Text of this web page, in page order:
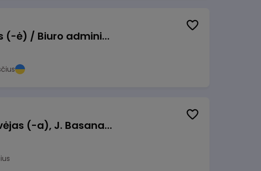
Pardavimų vadybininkas (-ė) / Biuro administratorius (-ė) (B2B)
Kasininkas (-ė) - pardavėjas (-a), J. Basanavičiaus g. 6, Jonava